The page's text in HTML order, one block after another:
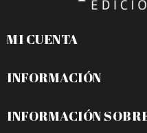
MI CUENTA
INFORMACIÓN
INFORMACIÓN